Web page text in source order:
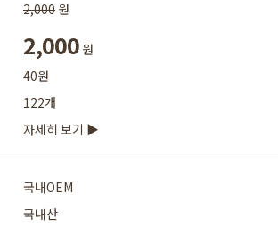
2,000 원
2,000 원
40원
122개
자세히 보기 ▶
국내OEM
국내산